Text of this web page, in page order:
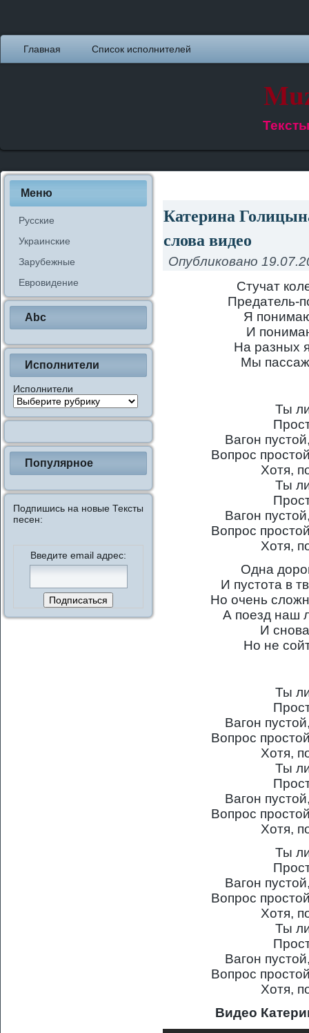
Главная Список исполнителей
Меню
Русские
Украинские
Зарубежные
Евровидение
Abc
Исполнители
Исполнители
Популярное
Подпишись на новые Тексты
песен:
Введите email адрес:
Катерина
слова видео
Опубликовано
Стучат
Предатель-
Я
И
На разных
Мы
Ты
Вагон
Вопрос
Хотя,
Ты
Вагон
Вопрос
Хотя,
Одна
И пустота в
Но очень
А поезд наш
И
Но не
Ты
Вагон
Вопрос
Хотя,
Ты
Вагон
Вопрос
Хотя,
Ты
Вагон
Вопрос
Хотя,
Ты
Вагон
Вопрос
Хотя,
Видео